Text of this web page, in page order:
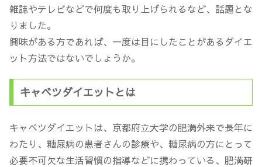
雑誌やテレビなどで何度も取り上げられるなど、話題とな
りました。
興味がある方であれば、一度は目にしたことがあるダイエ
ット方法ではないでしょうか。
キャベツダイエットとは
キャベツダイエットは、京都府立大学の肥満外来で長年に
わたり、糖尿病の患者さんの診療や、糖尿病の方にとって
必要不可欠な生活習慣の指導などに携わっている、肥満研